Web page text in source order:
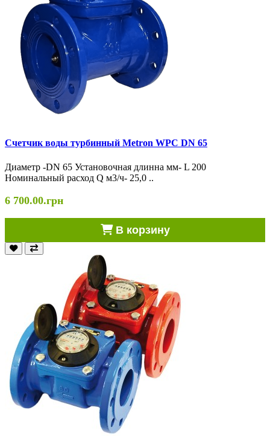
Счетчик воды турбинный Metron WPC DN 65
Диаметр -DN 65 Установочная длинна мм- L 200
Номинальный расход Q м3/ч- 25,0 ..
6 700.00.грн
В корзину